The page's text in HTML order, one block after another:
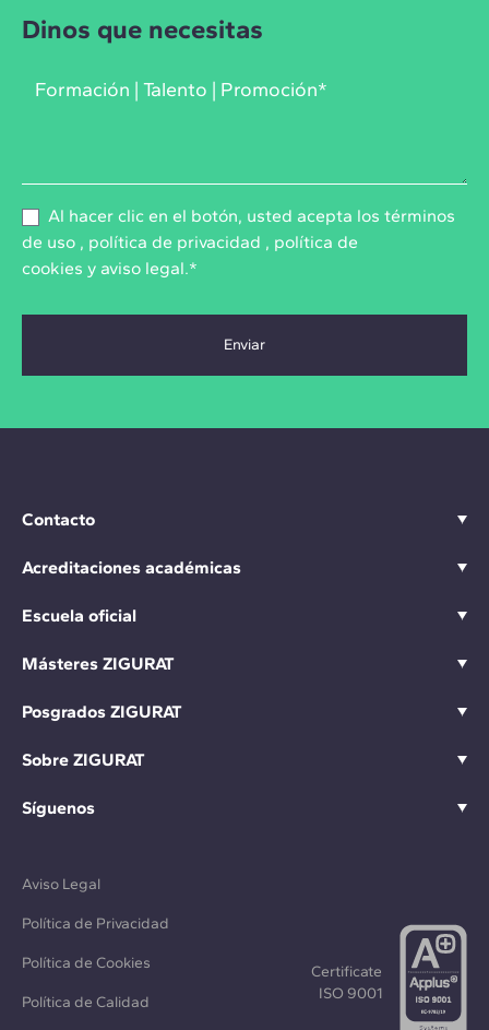
Dinos que necesitas
Al hacer clic en el botón, usted acepta los términos
de uso , política de privacidad , política de
cookies y aviso legal.*
Contacto
Acreditaciones académicas
Escuela oficial
Másteres ZIGURAT
Posgrados ZIGURAT
Sobre ZIGURAT
Síguenos
Aviso Legal
Política de Privacidad
Política de Cookies
Política de Calidad
Certificate
ISO 9001